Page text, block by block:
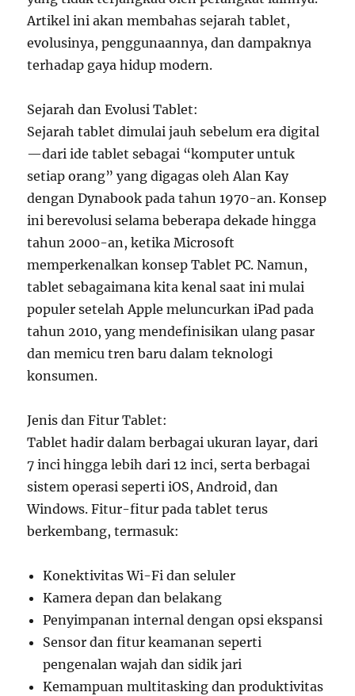
Artikel ini akan membahas sejarah tablet,
evolusinya, penggunaannya, dan dampaknya
terhadap gaya hidup modern.
Sejarah dan Evolusi Tablet:
Sejarah tablet dimulai jauh sebelum era digital
—dari ide tablet sebagai “komputer untuk
setiap orang” yang digagas oleh Alan Kay
dengan Dynabook pada tahun 1970-an. Konsep
ini berevolusi selama beberapa dekade hingga
tahun 2000-an, ketika Microsoft
memperkenalkan konsep Tablet PC. Namun,
tablet sebagaimana kita kenal saat ini mulai
populer setelah Apple meluncurkan iPad pada
tahun 2010, yang mendefinisikan ulang pasar
dan memicu tren baru dalam teknologi
konsumen.
Jenis dan Fitur Tablet:
Tablet hadir dalam berbagai ukuran layar, dari
7 inci hingga lebih dari 12 inci, serta berbagai
sistem operasi seperti iOS, Android, dan
Windows. Fitur-fitur pada tablet terus
berkembang, termasuk:
Konektivitas Wi-Fi dan seluler
Kamera depan dan belakang
Penyimpanan internal dengan opsi ekspansi
Sensor dan fitur keamanan seperti
pengenalan wajah dan sidik jari
Kemampuan multitasking dan produktivitas